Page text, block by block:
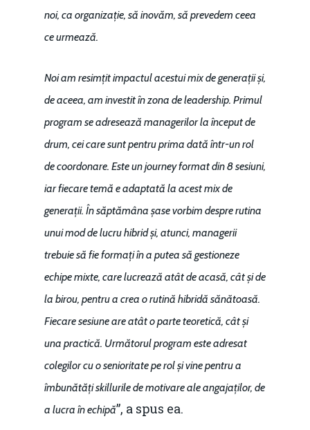
noi, ca organizație, să inovăm, să prevedem ceea
ce urmează.
Noi am resimțit impactul acestui mix de generații și,
de aceea, am investit în zona de leadership. Primul
program se adresează managerilor la început de
drum, cei care sunt pentru prima dată într-un rol
de coordonare. Este un journey format din 8 sesiuni,
iar fiecare temă e adaptată la acest mix de
generații. În săptămâna șase vorbim despre rutina
unui mod de lucru hibrid și, atunci, managerii
trebuie să fie formați în a putea să gestioneze
echipe mixte, care lucrează atât de acasă, cât și de
la birou, pentru a crea o rutină hibridă sănătoasă.
Fiecare sesiune are atât o parte teoretică, cât și
una practică. Următorul program este adresat
colegilor cu o senioritate pe rol și vine pentru a
îmbunătăți skillurile de motivare ale angajaților, de
a lucra în echipă”, a spus ea.